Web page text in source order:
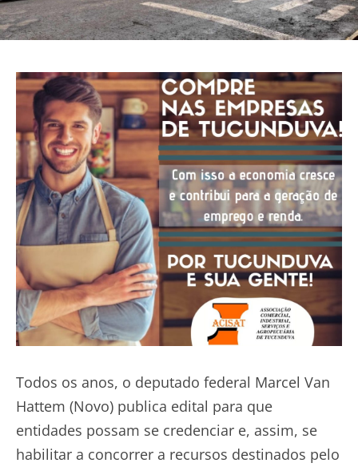
Todos os anos, o deputado federal Marcel Van
Hattem (Novo) publica edital para que
entidades possam se credenciar e, assim, se
habilitar a concorrer a recursos destinados pelo